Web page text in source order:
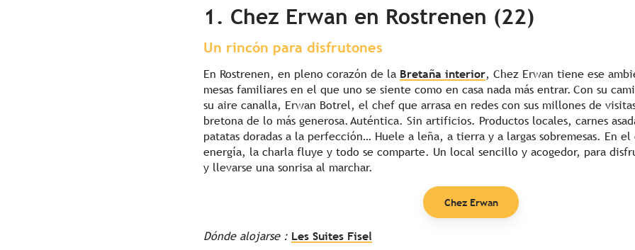
1. Chez Erwan en Rostrenen (22)
Un rincón para disfrutones
En Rostrenen, en pleno corazón de la Bretaña interior, Chez Erwan tiene ese
mesas familiares en el que uno se siente como en casa nada más entrar. Con su
su aire canalla, Erwan Botrel, el chef que arrasa en redes con sus millones de
bretona de lo más generosa. Auténtica. Sin artificios. Productos locales, carnes
patatas doradas a la perfección… Huele a leña, a tierra y a largas sobremesas. En
energía, la charla fluye y todo se comparte. Un local sencillo y acogedor, para
y llevarse una sonrisa al marchar.
Chez Erwan
Dónde alojarse : Les Suites Fisel